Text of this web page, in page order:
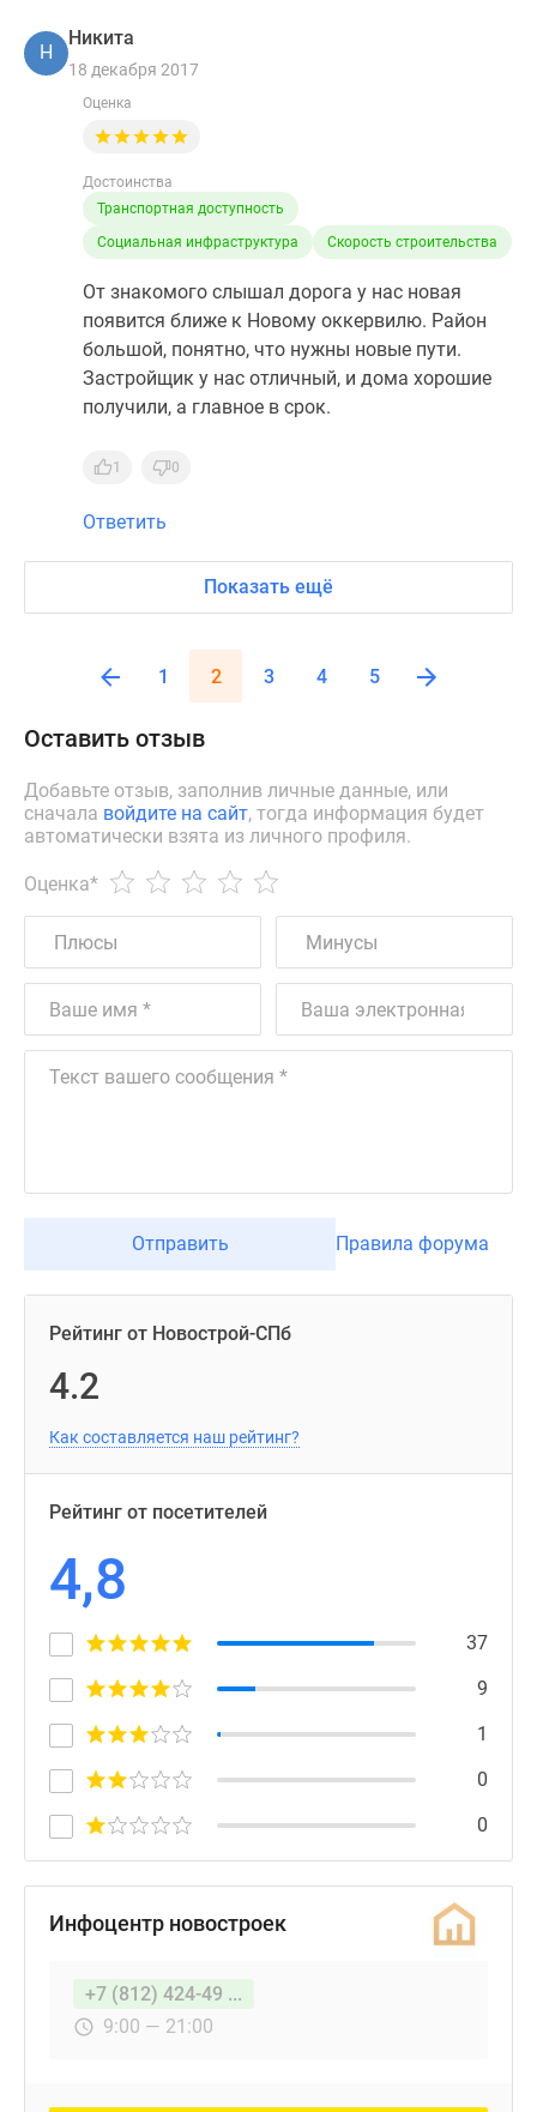
Н
Никита
18 декабря 2017
Оценка
Достоинства
Транспортная доступность
Социальная инфраструктура
Скорость строительства
От знакомого слышал дорога у нас новая
появится ближе к Новому оккервилю. Район
большой, понятно, что нужны новые пути.
Застройщик у нас отличный, и дома хорошие
получили, а главное в срок.
1 0
Ответить
Показать ещё
1 2 3 4 5
Оставить отзыв
Добавьте отзыв, заполнив личные данные, или
сначала войдите на сайт, тогда информация будет
автоматически взята из личного профиля.
Оценка*
Отправить Правила форума
Рейтинг от Новострой-СПб
4.2
Как составляется наш рейтинг?
Рейтинг от посетителей
4,8
37
9
1
0
0
Инфоцентр новостроек
+7 (812) 424-49 ...
9:00 — 21:00